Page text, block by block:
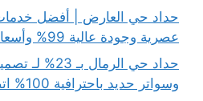
حداد حي العارض | أفضل خدمات
عصرية وجودة عالية 99% وأسعار منافسة
حداد حي الرمال
وسواتر حديد باحترافية 100% اتصل الان